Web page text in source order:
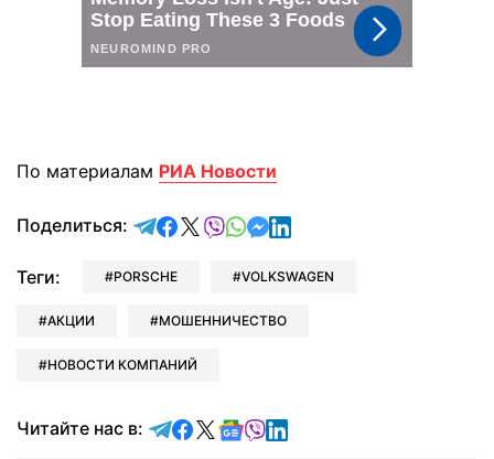
По материалам РИА Новости
Поделиться: отправить в Telegram
поделиться в Facebook
поделиться в X
отправить в Viber
отправить в Whatsapp
отправить в Messenger
отправить в LinkedIn
Теги: PORSCHE VOLKSWAGEN
АКЦИИ МОШЕННИЧЕСТВО
НОВОСТИ КОМПАНИЙ
Читайте нас в: Читайте в Telegram
Читайте в Facebook
Читайте в X
Читайте в Google news
Читайте в Viber
Читайте в LinkedIn